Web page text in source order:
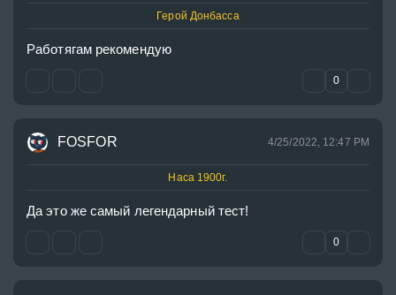
Герой Донбасса
Работягам рекомендую
0
FOSFOR 4/25/2022, 12:47 PM
Наса 1900г.
Да это же самый легендарный тест!
0